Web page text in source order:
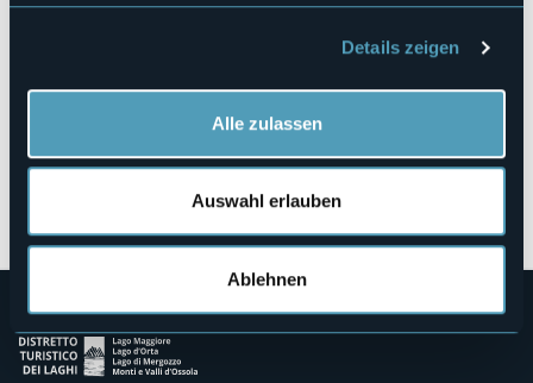
Details zeigen
Alle zulassen
Auswahl erlauben
Ablehnen
Öffnen Sie die Karte